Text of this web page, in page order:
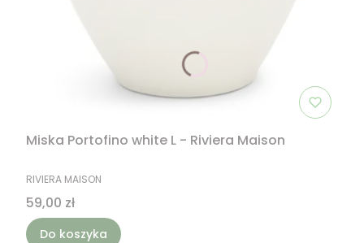
Miska Portofino white L - Riviera Maison
PRODUCENT
RIVIERA MAISON
Cena
59,00 zł
Do koszyka